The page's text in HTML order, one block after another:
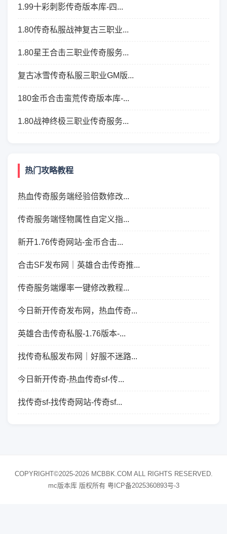
1.99十彩刺影传奇版本库-四...
1.80传奇私服战神复古三职业...
1.80星王合击三职业传奇服务...
复古冰雪传奇私服三职业GM版...
180金币合击蛮荒传奇版本库-...
1.80战神终极三职业传奇服务...
热门攻略教程
热血传奇服务端经验倍数修改...
传奇服务端怪物属性自定义指...
新开1.76传奇网站-金币合击...
合击SF发布网｜英雄合击传奇推...
传奇服务端爆率一键修改教程...
今日新开传奇发布网，热血传奇...
英雄合击传奇私服-1.76版本-...
找传奇私服发布网｜好服不迷路...
今日新开传奇-热血传奇sf-传...
找传奇sf-找传奇网站-传奇sf...
COPYRIGHT©2025-2026 MCBBK.COM ALL RIGHTS RESERVED.
mc版本库 版权所有 粤ICP备2025360893号-3